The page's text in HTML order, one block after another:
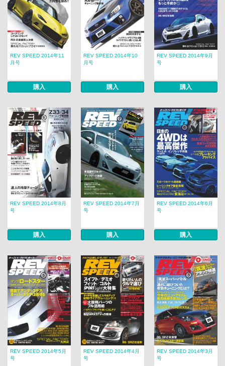
REV SPEED 2014年11
月号
購入
REV SPEED 2014年10
月号
購入
REV SPEED 2014年9月
号
購入
REV SPEED 2014年8月
号
購入
REV SPEED 2014年7月
号
購入
REV SPEED 2014年6月
号
購入
REV SPEED 2014年5月
号
REV SPEED 2014年4月
号
REV SPEED 2014年3月
号